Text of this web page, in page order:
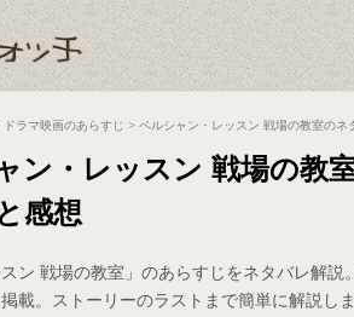
ドラマ映画のあらすじ > ペルシャン・レッスン 戦場の教室のネ
ン・レッスン 戦場の教
感想
ン 戦場の教室」のあらすじをネタバレ解説
載。ストーリーのラストまで簡単に解説しま